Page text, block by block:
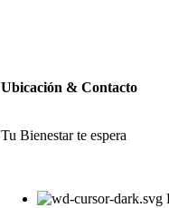
Ubicación & Contacto
Tu Bienestar te espera